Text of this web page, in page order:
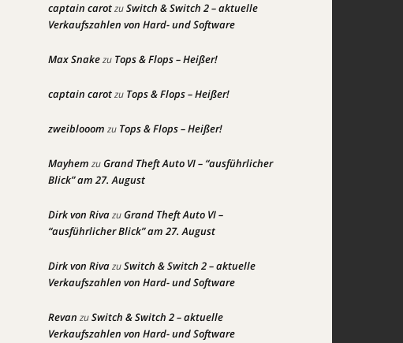
captain carotzuSwitch & Switch 2 – aktuelle
Verkaufszahlen von Hard- und Software
Max Snakezu Tops & Flops – Heißer!
captain carotzu Tops & Flops – Heißer!
zweiblooom zu Tops & Flops – Heißer!
Mayhem zuGrand Theft Auto VI – “ausführlicher
Blick” am 27. August
Dirk von RivazuGrand Theft Auto VI –
“ausführlicher Blick” am 27. August
Dirk von RivazuSwitch & Switch 2 – aktuelle
Verkaufszahlen von Hard- und Software
Revan zuSwitch & Switch 2 – aktuelle
Verkaufszahlen von Hard- und Software